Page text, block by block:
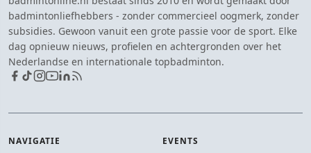
badmintonliefhebbers - zonder commercieel oogmerk, zonder
subsidies. Gewoon vanuit een grote passie voor de sport. Elke
dag opnieuw nieuws, profielen en achtergronden over het
Nederlandse en internationale topbadminton.
NAVIGATIE EVENTS